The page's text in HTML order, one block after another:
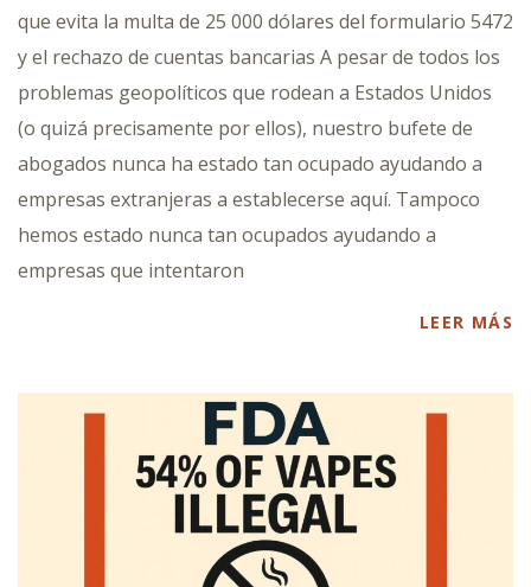
que evita la multa de 25 000 dólares del formulario 5472
y el rechazo de cuentas bancarias A pesar de todos los
problemas geopolíticos que rodean a Estados Unidos
(o quizá precisamente por ellos), nuestro bufete de
abogados nunca ha estado tan ocupado ayudando a
empresas extranjeras a establecerse aquí. Tampoco
hemos estado nunca tan ocupados ayudando a
empresas que intentaron
LEER MÁS